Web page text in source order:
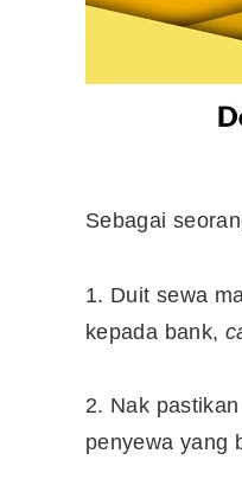
Sebagai
1. Duit sewa
kepada bank,
2. Nak
penyewa yang